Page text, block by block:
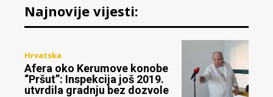
Najnovije vijesti:
Hrvatska
Afera oko Kerumove konobe
“Pršut”: Inspekcija još 2019.
utvrdila gradnju bez dozvole